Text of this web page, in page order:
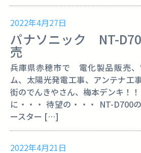
2022年4月27日
パナソニック NT-
売
兵庫県赤穂市で 電化製品販売、
ム、太陽光発電工事、アンテナ工
街のでんきやさん、梅本デンキ！
に・・・ 待望の・・・ NT-D700
ースター […]
2022年4月21日